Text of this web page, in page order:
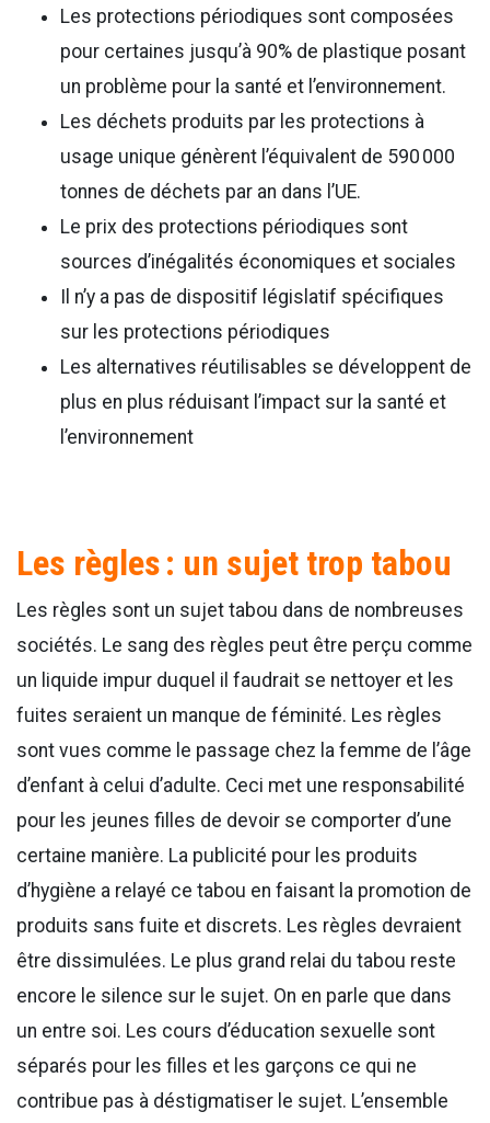
Les protections périodiques sont composées
pour certaines jusqu’à 90% de plastique posant
un problème pour la santé et l’environnement.
Les déchets produits par les protections à
usage unique génèrent l’équivalent de 590 000
tonnes de déchets par an dans l’UE.
Le prix des protections périodiques sont
sources d’inégalités économiques et sociales
Il n’y a pas de dispositif législatif spécifiques
sur les protections périodiques
Les alternatives réutilisables se développent de
plus en plus réduisant l’impact sur la santé et
l’environnement
Les règles : un sujet trop tabou
Les règles sont un sujet tabou dans de nombreuses
sociétés. Le sang des règles peut être perçu comme
un liquide impur duquel il faudrait se nettoyer et les
fuites seraient un manque de féminité. Les règles
sont vues comme le passage chez la femme de l’âge
d’enfant à celui d’adulte. Ceci met une responsabilité
pour les jeunes filles de devoir se comporter d’une
certaine manière. La publicité pour les produits
d’hygiène a relayé ce tabou en faisant la promotion de
produits sans fuite et discrets. Les règles devraient
être dissimulées. Le plus grand relai du tabou reste
encore le silence sur le sujet. On en parle que dans
un entre soi. Les cours d’éducation sexuelle sont
séparés pour les filles et les garçons ce qui ne
contribue pas à déstigmatiser le sujet. L’ensemble